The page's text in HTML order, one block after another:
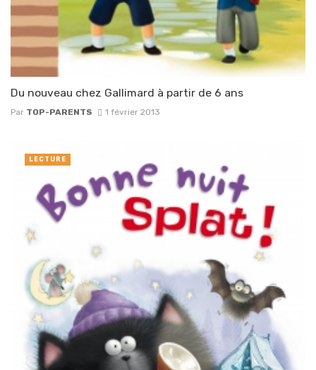
Du nouveau chez Gallimard à partir de 6 ans
Par TOP-PARENTS 1 février 2013
LECTURE